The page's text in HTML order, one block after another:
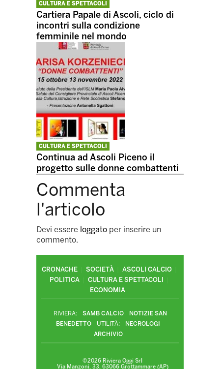
CULTURA E SPETTACOLI
Cartiera Papale di Ascoli, ciclo di
incontri sulla condizione
femminile nel mondo
CULTURA E SPETTACOLI
Continua ad Ascoli Piceno il
progetto sulle donne combattenti
Commenta
l'articolo
Devi essere loggato per inserire un
commento.
CRONACHE SOCIETÀ
ASCOLI CALCIO
POLITICA
CULTURA E SPETTACOLI
ECONOMIA
RIVIERA: SAMB CALCIO
NOTIZIE SAN
BENEDETTO
UTILITÀ:
NECROLOGI
ARCHIVIO
©2026 Riviera Oggi Srl
Via Manzoni, 33, 63066 Grottammare (AP)